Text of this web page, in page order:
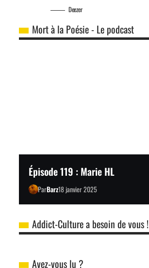
Deezer
Mort à la Poésie - Le podcast
Épisode 119 : Marie HL
ParBarz18 janvier 2025
Addict-Culture a besoin de vous !
Avez-vous lu ?